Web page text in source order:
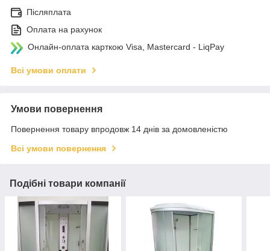
Післяплата
Оплата на рахунок
Онлайн-оплата карткою Visa, Mastercard - LiqPay
Всі умови оплати
Умови повернення
Повернення товару впродовж 14 днів за домовленістю
Всі умови повернення
Подібні товари компанії